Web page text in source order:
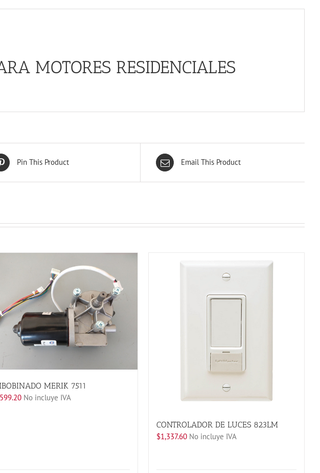
MOTORES RESIDENCIALES
Pin This Product Email This Product
MERIK 7511
No incluye IVA
CONTROLADOR DE LUCES 823LM
$1,337.60 No incluye IVA